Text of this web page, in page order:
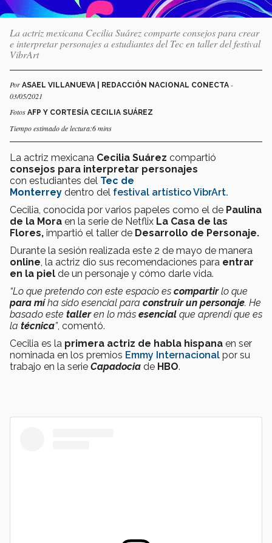
La actriz mexicana Cecilia Suárez comparte consejos para crear
e interpretar personajes a estudiantes del Tec en taller del festival
VibrArt
Por ASAEL VILLANUEVA | REDACCIÓN NACIONAL CONECTA -
03/05/2021
Fotos AFP Y CORTESÍA CECILIA SUÁREZ
Tiempo estimado de lectura:6 mins
La actriz mexicana Cecilia Suárez compartió
consejos para interpretar personajes
con estudiantes del Tec de
Monterrey dentro del festival artístico VibrArt.
Cecilia, conocida por varios papeles como el de Paulina
de la Mora en la serie de Netflix La Casa de las
Flores, impartió el taller de Desarrollo de Personaje.
Durante la sesión realizada este 2 de mayo de manera
online , la actriz dio sus recomendaciones para entrar
en la piel de un personaje y cómo darle vida.
“Lo que pretendo con este espacio es compartirlo que
para míha sido esencial para construir un personaje. He
basado este talleren lo más esencial que aprendí que es
la técnica”, comentó.
Cecilia es la primera actriz de habla hispana en ser
nominada en los premios Emmy Internacional por su
trabajo en la serie Capadocia de HBO.